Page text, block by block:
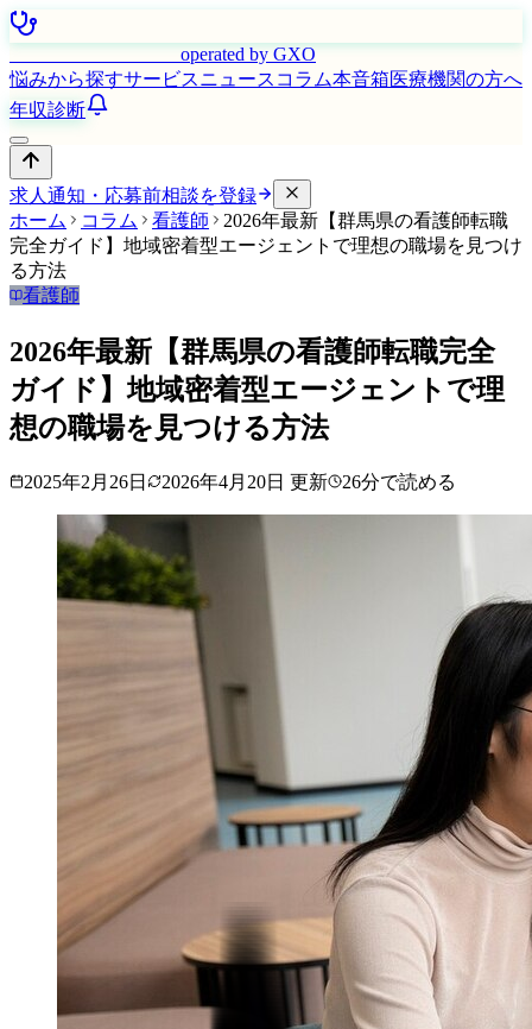
operated by GXO
悩みから探すサービスニュース コラム本音箱医療機関の方へ
年収診断
求人通知・応募前相談を登録
ホーム
コラム 看護師
2026年最新【群馬県の看護師転職
完全ガイド】地域密着型エージェントで理想の職場を見つけ
る方法
看護師
2026年最新【群馬県の看護師転職完全
ガイド】地域密着型エージェントで理
想の職場を見つける方法
2025年2月26日 2026年4月20日 更新 26分で読める